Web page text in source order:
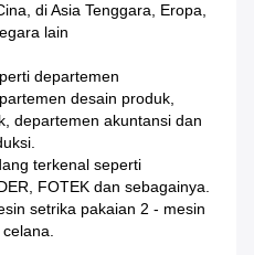
di Asia Tenggara, Eropa,
lain
departemen
desain produk,
departemen akuntansi dan
terkenal seperti
FOTEK dan sebagainya.
setrika pakaian 2 - mesin